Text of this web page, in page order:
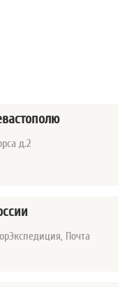
д.2
Почта